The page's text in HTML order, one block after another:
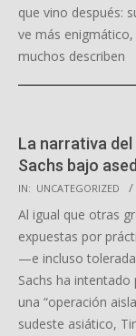
que vino después:
ve más
muchos describen
La narrativa del
Sachs bajo
2025-
10-
06
IN: UNCATEGORIZED
Al igual que otras
expuestas por
—e incluso
Sachs ha
una “operación
sudeste asiático,